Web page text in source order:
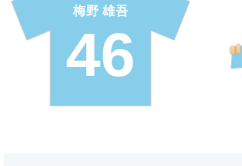
梅野 雄吾
46